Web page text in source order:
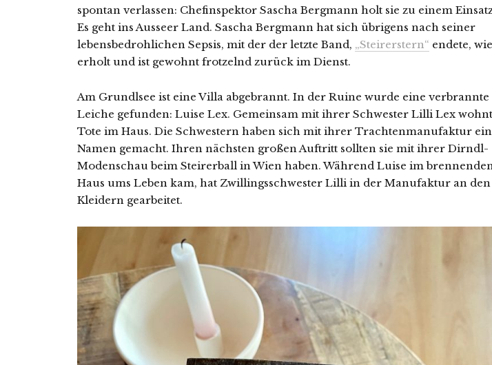
spontan verlassen: Chefinspektor Sascha Bergmann holt sie zu einem
Es geht ins Ausseer Land. Sascha Bergmann hat sich übrigens nach seiner
lebensbedrohlichen Sepsis, mit der der letzte Band, „Steirerstern“ endete,
erholt und ist gewohnt frotzelnd zurück im Dienst.
Am Grundlsee ist eine Villa abgebrannt. In der Ruine wurde eine verbrannte
Leiche gefunden: Luise Lex. Gemeinsam mit ihrer Schwester Lilli Lex
Tote im Haus. Die Schwestern haben sich mit ihrer Trachtenmanufaktur
Namen gemacht. Ihren nächsten großen Auftritt sollten sie mit ihrer Dirndl-
Modenschau beim Steirerball in Wien haben. Während Luise im
Haus ums Leben kam, hat Zwillingsschwester Lilli in der Manufaktur an den
Kleidern gearbeitet.